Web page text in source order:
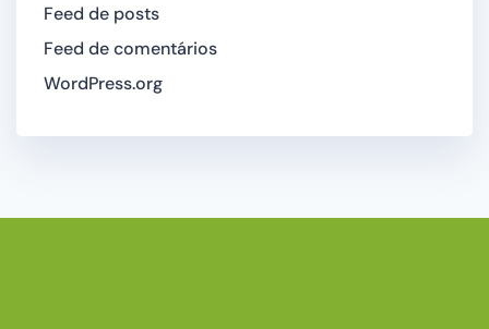
Feed de posts
Feed de comentários
WordPress.org